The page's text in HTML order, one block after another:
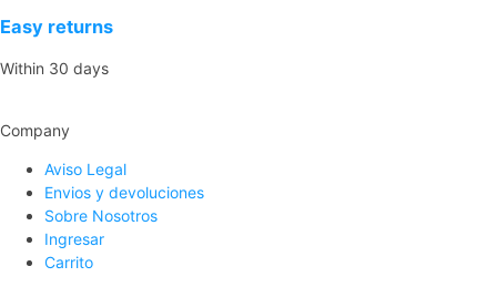
Easy returns
Within 30 days
Company
Aviso Legal
Envios y devoluciones
Sobre Nosotros
Ingresar
Carrito